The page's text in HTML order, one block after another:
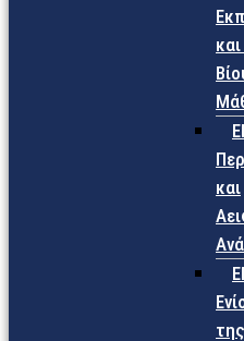
και
της